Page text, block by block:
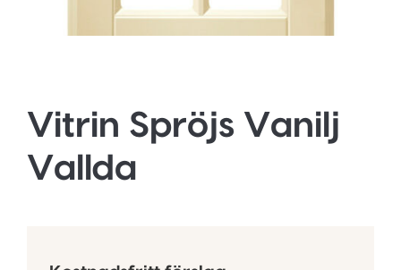
Vitrin Spröjs Vanilj
Vallda